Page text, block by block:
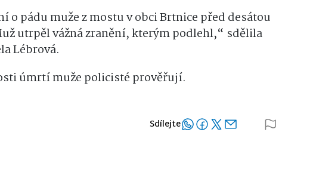
o pádu muže z mostu v obci Brtnice před desátou
utrpěl vážná zranění, kterým podlehl,“ sdělila
Lébrová.
úmrtí muže policisté prověřují.
Sdílejte